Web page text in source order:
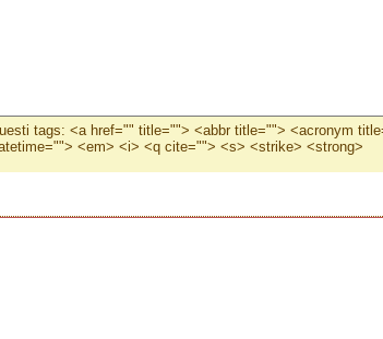
tags: <a href="" title=""> <abbr title=""> <acronym
<em> <i> <q cite=""> <s> <strike> <strong>